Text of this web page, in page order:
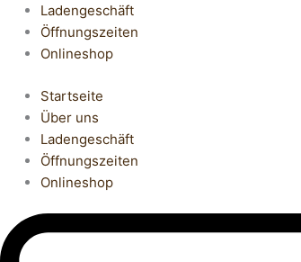
Ladengeschäft
Öffnungszeiten
Onlineshop
Startseite
Über uns
Ladengeschäft
Öffnungszeiten
Onlineshop